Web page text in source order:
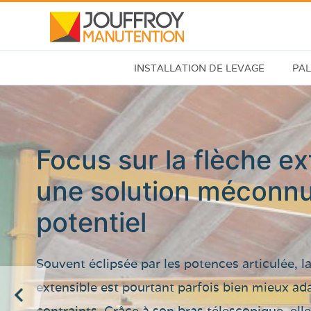
contenu
INSTALLATION DE LEVAGE
Potence
levage
Poutre
roulante
Portique
levage
Tôle
Focus sur la flèche
une solution
potentiel
Souvent éclipsée par les potences articulée,
extensible est pourtant parfois bien mieux